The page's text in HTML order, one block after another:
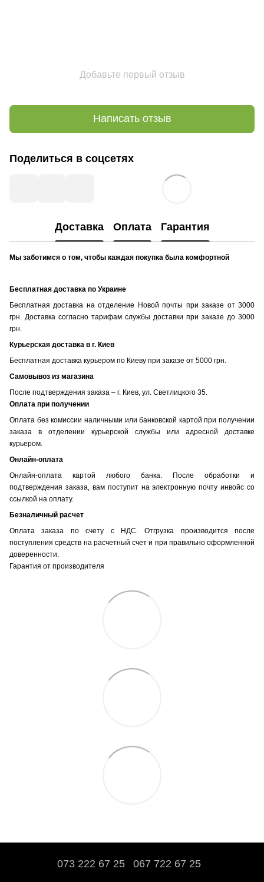
Добавьте первый отзыв
Написать отзыв
Поделиться в соцсетях
Доставка Оплата Гарантия
Мы заботимся о том, чтобы каждая покупка была комфортной
Бесплатная доставка по Украине
Бесплатная доставка на отделение Новой почты при заказе от 3000
грн. Доставка согласно тарифам службы доставки при заказе до 3000
грн.
Курьерская доставка в г. Киев
Бесплатная доставка курьером по Киеву при заказе от 5000 грн.
Самовывоз из магазина
После подтверждения заказа – г. Киев, ул. Светлицкого 35.
Оплата при получении
Оплата без комиссии наличными или банковской картой при получении
заказа в отделении курьерской службы или адресной доставке
курьером.
Онлайн-оплата
Онлайн-оплата картой любого банка. После обработки и
подтверждения заказа, вам поступит на электронную почту инвойс со
ссылкой на оплату.
Безналичный расчет
Оплата заказа по счету с НДС. Отгрузка производится после
поступления средств на расчетный счет и при правильно оформленной
доверенности.
Гарантия от производителя
073 222 67 25 067 722 67 25